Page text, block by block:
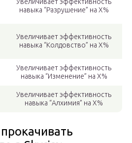
навыка “Разрушение” на Х%
Увеличивает эффективность
навыка “Колдовство” на Х%
Увеличивает эффективность
навыка “Изменение” на Х%
Увеличивает эффективность
навыка “Алхимия” на Х%